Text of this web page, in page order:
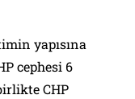
yapısına
cephesi 6
CHP